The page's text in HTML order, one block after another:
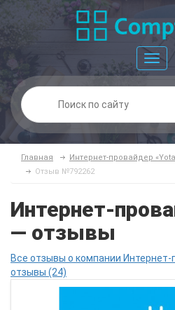
Главная
Интернет-провайдер
Отзыв №792262
Интернет-
— отзывы
Все отзывы о компании
отзывы (24)